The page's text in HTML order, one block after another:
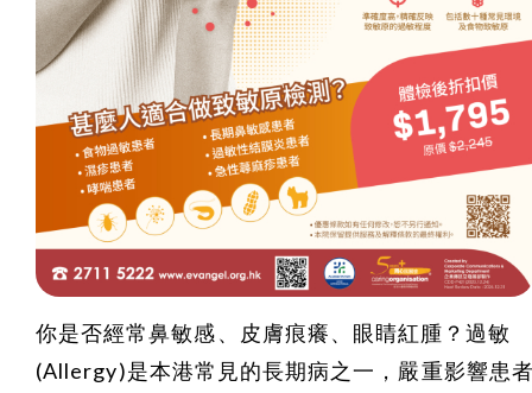
你是否經常鼻敏感、皮膚痕癢、眼睛紅腫？過敏
(Allergy)是本港常見的長期病之一，嚴重影響患